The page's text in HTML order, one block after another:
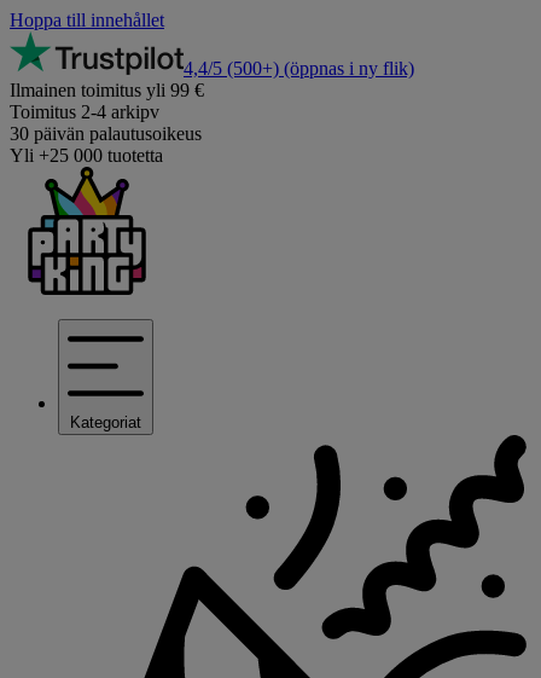
Hoppa till innehållet
4,4/5 (500+) (öppnas i ny flik)
Ilmainen toimitus yli 99 €
Toimitus 2-4 arkipv
30 päivän palautusoikeus
Yli +25 000 tuotetta
Kategoriat